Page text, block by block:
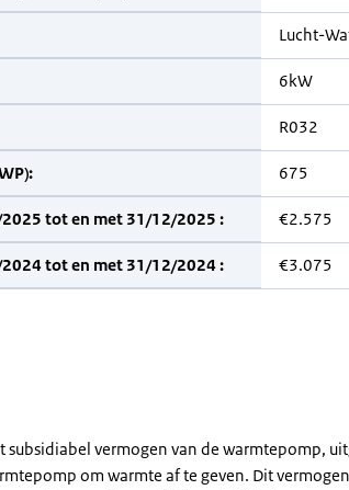
Lucht-
6kW
R032
675
tot en met 31/12/2025 : €2.575
tot en met 31/12/2024 : €3.075
subsidiabel vermogen van de warmtepomp,
om warmte af te geven. Dit